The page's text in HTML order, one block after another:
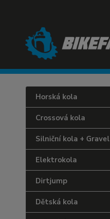
Horská kola
Crossová kola
Silniční kola + Gravel
Elektrokola
Dirtjump
Dětská kola